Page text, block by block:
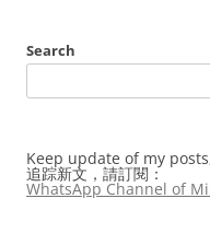
Search
Keep update of my
追踪新文，請訂閱：
WhatsApp Channel of